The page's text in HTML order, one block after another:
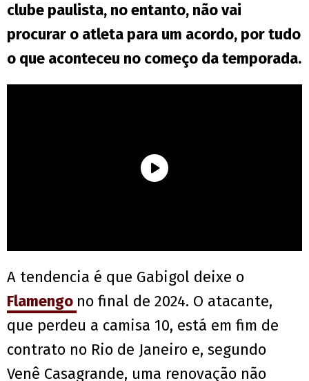
clube paulista, no entanto, não vai
procurar o atleta para um acordo, por tudo
o que aconteceu no começo da temporada.
A tendencia é que Gabigol deixe o
Flamengo no final de 2024. O atacante,
que perdeu a camisa 10, está em fim de
contrato no Rio de Janeiro e, segundo
Venê Casagrande, uma renovação não